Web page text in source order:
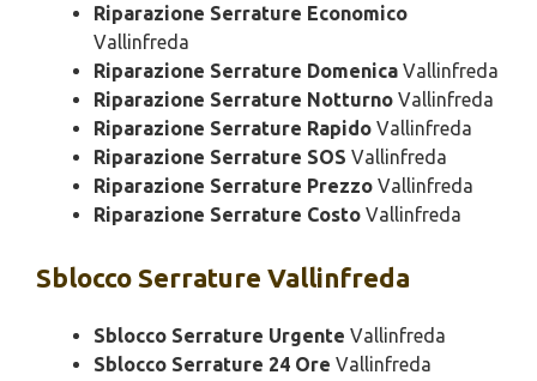
Riparazione Serrature Economico
Vallinfreda
Riparazione Serrature Domenica Vallinfreda
Riparazione Serrature Notturno Vallinfreda
Riparazione Serrature Rapido Vallinfreda
Riparazione Serrature SOS Vallinfreda
Riparazione Serrature Prezzo Vallinfreda
Riparazione Serrature Costo Vallinfreda
Sblocco Serrature Vallinfreda
Sblocco Serrature Urgente Vallinfreda
Sblocco Serrature 24 Ore Vallinfreda